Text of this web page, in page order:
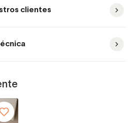
clientes